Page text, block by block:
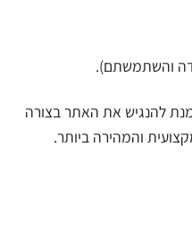
והשתמשתם).
להנגיש את האתר בצורה
והמהירה ביותר.